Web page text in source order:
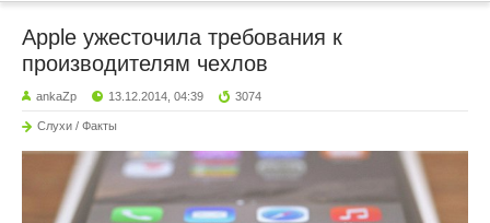
Apple ужесточила требования к
производителям чехлов
ankaZp 13.12.2014, 04:39 3074
Слухи / Факты